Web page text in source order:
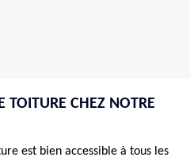
TOITURE CHEZ NOTRE
est bien accessible à tous les